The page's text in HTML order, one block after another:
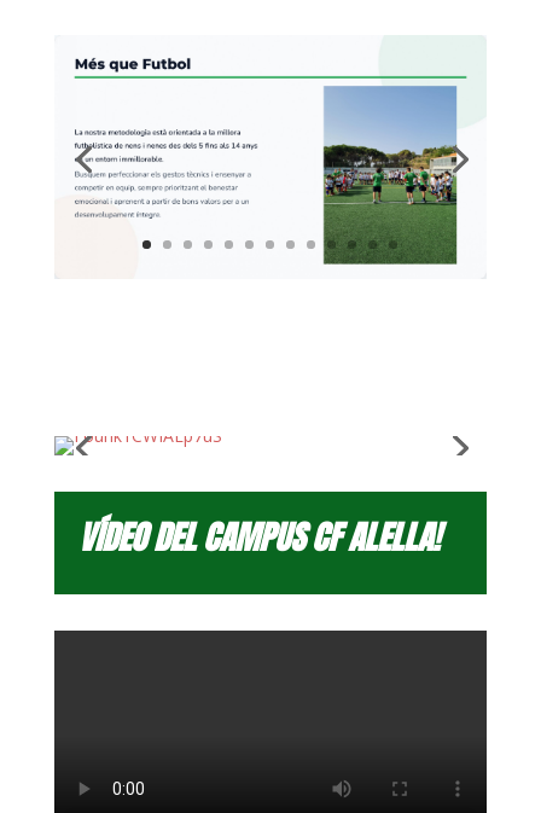
VÍDEO DEL CAMPUS CF ALELLA!